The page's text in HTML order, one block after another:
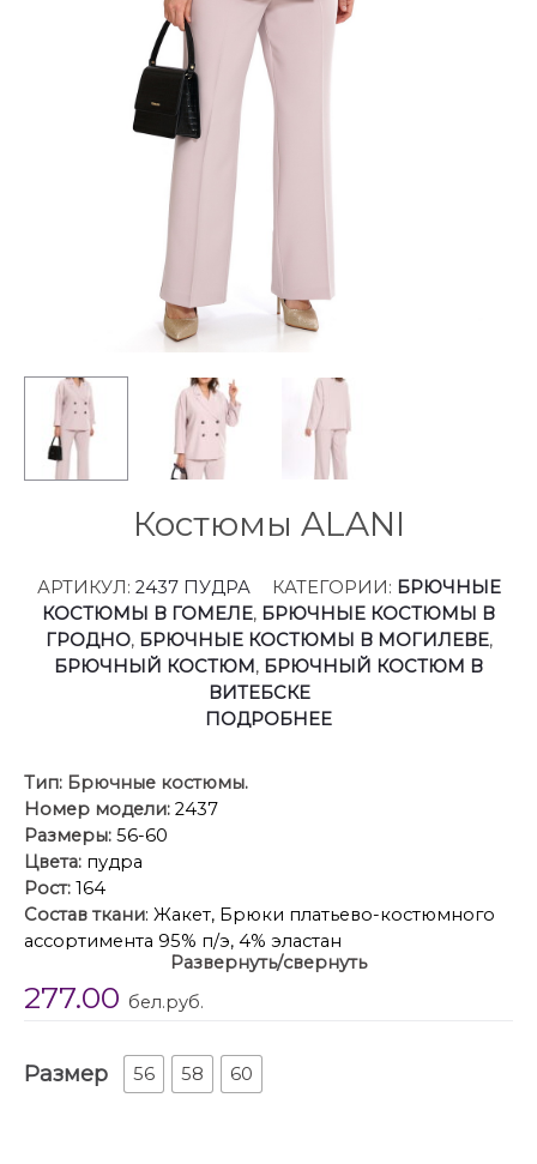
Костюмы ALANI
АРТИКУЛ: 2437 ПУДРА КАТЕГОРИИ: БРЮЧНЫЕ
КОСТЮМЫ В ГОМЕЛЕ, БРЮЧНЫЕ КОСТЮМЫ В
ГРОДНО, БРЮЧНЫЕ КОСТЮМЫ В МОГИЛЕВЕ,
БРЮЧНЫЙ КОСТЮМ , БРЮЧНЫЙ КОСТЮМ В
ВИТЕБСКЕ
ПОДРОБНЕЕ
Тип: Брючные костюмы.
Номер модели: 2437
Размеры: 56-60
Цвета: пудра
Рост: 164
Состав ткани: Жакет, Брюки платьево-костюмного
ассортимента 95% п/э, 4% эластан
: Жакет прямого, свободного силуэта, без
подкладки, со спущенной линией плеча, с двух-
отложными лацканами. Спинка со средним швом.
Рукава втачные, одношовные, длинные (при
Развернуть/свернуть
277.00 бел.руб.
Размер 56 58 60